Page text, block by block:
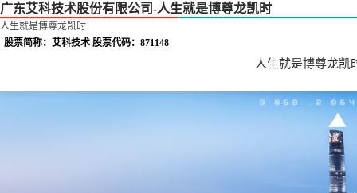
广东艾科技术股份有限公司-人生就是博尊龙凯时
人生就是博尊龙凯时
股票简称：艾科技术 股票代码：871148
人生就是博尊龙凯